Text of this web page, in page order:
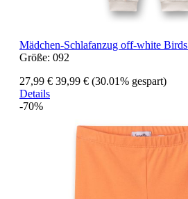
Mädchen-Schlafanzug off-white
Größe: 092
27,99 € 39,99 € (30.01% gespart)
Details
-70%